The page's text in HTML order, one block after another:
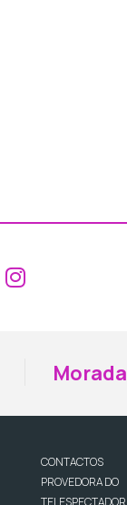
Aceder ao
Aceder
CONTACTOS
PROVEDORA DO
TELESPECTADOR